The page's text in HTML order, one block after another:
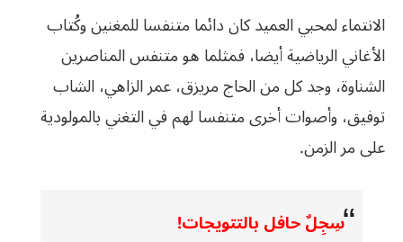
الانتماء لمحبي العميد كان دائما متنفسا للمغنين وكُتاب
الأغاني الرياضية أيضا، فمثلما هو متنفس المناصرين
الشناوة، وجد كل من الحاج مريزق، عمر الزاهي، الشاب
توفيق، وأصوات أخرى متنفسا لهم في التغني بالمولودية
على مر الزمن.
سِجِلٌ حافل بالتتويجات!